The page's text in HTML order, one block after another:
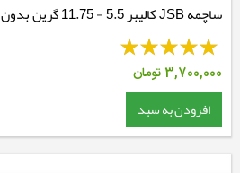
ساچمه JSB کالیبر 5.5 - 11.75 گرین بدون سرب
3,700,000تومان
افزودن به سبد